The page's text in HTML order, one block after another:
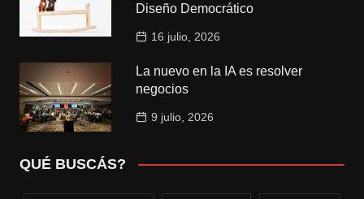
Diseño Democrático
16 julio, 2026
La nuevo en la IA es resolver
negocios
9 julio, 2026
QUÉ BUSCÁS?